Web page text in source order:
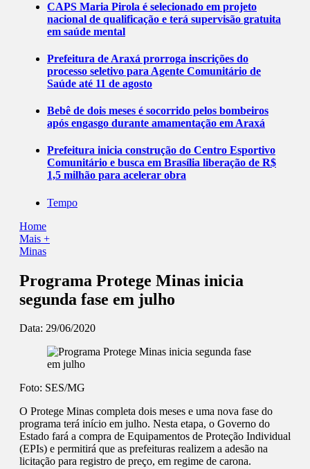
CAPS Maria Pirola é selecionado em projeto
nacional de qualificação e terá supervisão gratuita
em saúde mental
Prefeitura de Araxá prorroga inscrições do
processo seletivo para Agente Comunitário de
Saúde até 11 de agosto
Bebê de dois meses é socorrido pelos bombeiros
após engasgo durante amamentação em Araxá
Prefeitura inicia construção do Centro Esportivo
Comunitário e busca em Brasília liberação de R$
1,5 milhão para acelerar obra
Tempo
Home
Mais +
Minas
Programa Protege Minas inicia
segunda fase em julho
Data: 29/06/2020
Foto: SES/MG
O Protege Minas completa dois meses e uma nova fase do
programa terá início em julho. Nesta etapa, o Governo do
Estado fará a compra de Equipamentos de Proteção Individual
(EPIs) e permitirá que as prefeituras realizem a adesão na
licitação para registro de preço, em regime de carona.